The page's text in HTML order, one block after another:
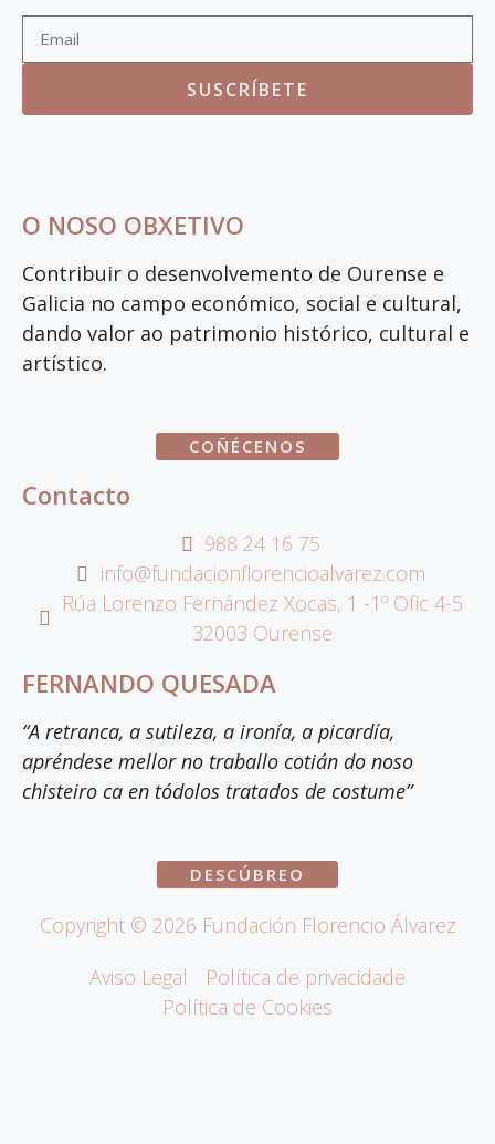
SUSCRÍBETE
O NOSO OBXETIVO
Contribuir o desenvolvemento de Ourense e
Galicia no campo económico, social e cultural,
dando valor ao patrimonio histórico, cultural e
artístico.
COÑÉCENOS
Contacto
988 24 16 75
info@fundacionflorencioalvarez.com
Rúa Lorenzo Fernández Xocas, 1 -1º Ofic 4-5
32003 Ourense
FERNANDO QUESADA
“A retranca, a sutileza, a ironía, a picardía,
apréndese mellor no traballo cotián do noso
chisteiro ca en tódolos tratados de costume”
DESCÚBREO
Copyright © 2026 Fundación Florencio Álvarez
Aviso Legal
Política de privacidade
Política de Cookies